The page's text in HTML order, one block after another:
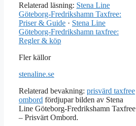
Relaterad läsning: Stena Line
Göteborg-Fredrikshamn Taxfree:
Priser & Guide · Stena Line
Göteborg-Fredrikshamn taxfree:
Regler & köp
Fler källor
stenaline.se
Relaterad bevakning: prisvärd taxfree
ombord fördjupar bilden av Stena
Line Göteborg-Fredrikshamn Taxfree
– Prisvärt Ombord.